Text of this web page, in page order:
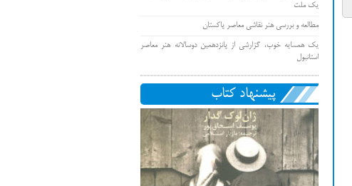
یک ملت
مطالعه و بررسی هنر نقاشی معاصر پاکستان
یک همسایه خوب، گزارشی از پانزدهمین دوسالانه هنر معاصر
استانبول
پیشنهاد کتاب